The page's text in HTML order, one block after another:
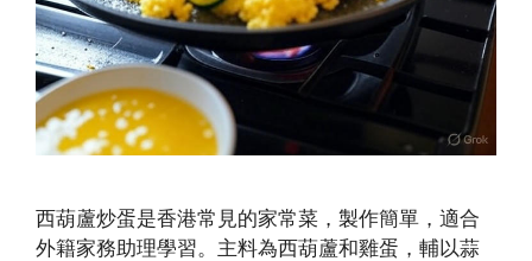
西葫蘆炒蛋是香港常見的家常菜，製作簡單，適合
外籍家務助理學習。主料為西葫蘆和雞蛋，輔以蒜